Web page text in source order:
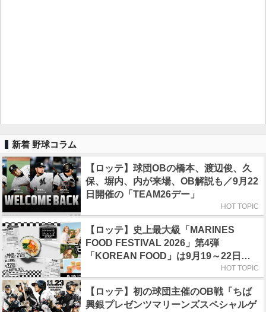
新着 野球コラム
【ロッテ】球団OBの橋本、渡辺俊、久
保、塀内、内が来場、OB解説も／9月22
日開催の「TEAM26デー」
HOT TOPIC
【ロッテ】史上最大級「MARINES
FOOD FESTIVAL 2026」第4弾
「KOREAN FOOD」は9月19～22日／
HOT TOPIC
【ロッテ】初の球団主催のOB戦「ちば
興銀プレゼンツマリーンズスペシャルゲ